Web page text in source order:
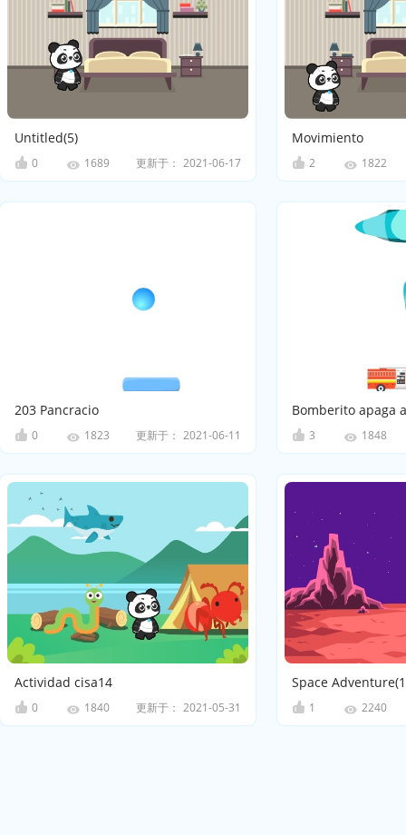
Untitled(5)
0 1689 更新于： 2021-06-17
Movimiento
2 1822
203 Pancracio
0 1823 更新于： 2021-06-11
Bomberito apaga
3 1848
Actividad cisa14
0 1840 更新于： 2021-05-31
Space
1 2240